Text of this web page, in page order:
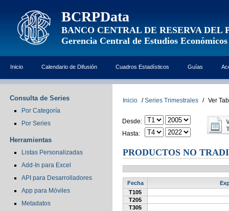
BCRPData
BANCO CENTRAL DE RESERVA DEL
Gerencia Central de Estudios Económicos
Inicio Calendario de Difusión Cuadros Estadísticos Guías
Consulta de Series
Por Categoría
Por Series
Herramientas
Listas Personalizadas
Add-In para Excel
API para Desarrolladores
App para Móviles
Metadatos
Inicio / Series Trimestrales / Ver
Desde:
Hasta:
PRODUCTOS NO
Fecha
T105
T205
T305